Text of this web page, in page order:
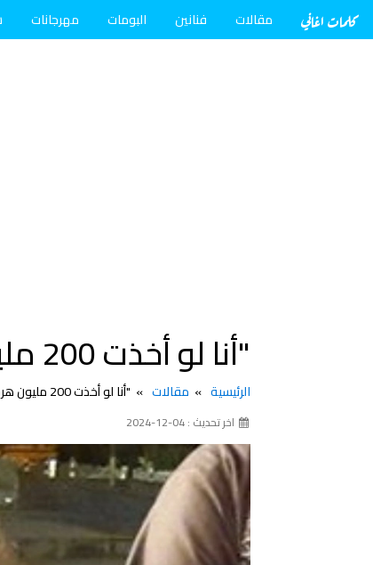
كلمات اغاني مقالات فنانين البومات مهرجانات
"أنا لو أخذت 200 مليون هرجعها ليه". ... ما هو سبب حبس " عمر زهران"؟!
الرئيسية مقالات "أنا لو أخذت 200 مليون هرجعها ليه". ... ما هو سبب حبس " عمر زهران"؟!
اخر تحديث : 04-12-2024